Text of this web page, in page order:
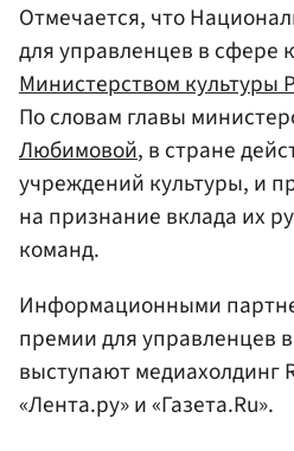
Отмечается, что
для управленцев в сфере
Министерством культуры
По словам главы
Любимовой, в стране
учреждений культуры, и
на признание вклада их
команд.
Информационными
премии для управленцев
выступают медиахолдинг
«Лента.ру» и «Газета.Ru».